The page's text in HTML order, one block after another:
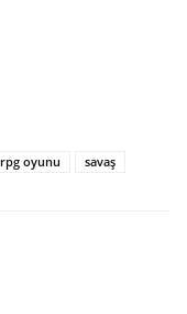
rpg oyunu savaş